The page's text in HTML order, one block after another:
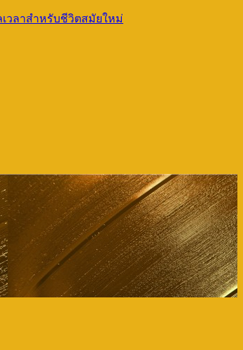
วลาสำหรับชีวิตสมัยใหม่